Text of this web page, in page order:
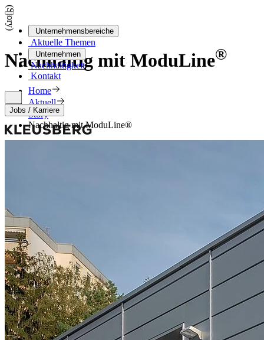
Unternehmensbereiche
Aktuelle Themen
Unternehmen
Nachhaltigkeit
Kontakt
Jobs / Karriere
(Story)
Nachhaltig mit ModuLine®
Home
Aktuell
Story
Nachhaltig mit ModuLine®